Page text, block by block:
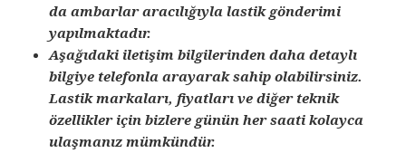
da ambarlar aracılığıyla lastik gönderimi
yapılmaktadır.
Aşağıdaki iletişim bilgilerinden daha detaylı
bilgiye telefonla arayarak sahip olabilirsiniz.
Lastik markaları, fiyatları ve diğer teknik
özellikler için bizlere günün her saati kolayca
ulaşmanız mümkündür.